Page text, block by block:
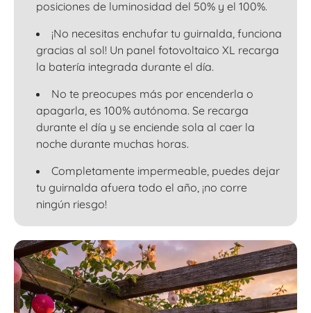
posiciones de luminosidad del 50% y el 100%.
¡No necesitas enchufar tu guirnalda, funciona
gracias al sol! Un panel fotovoltaico XL recarga
la batería integrada durante el día.
No te preocupes más por encenderla o
apagarla, es 100% autónoma. Se recarga
durante el día y se enciende sola al caer la
noche durante muchas horas.
Completamente impermeable, puedes dejar
tu guirnalda afuera todo el año, ¡no corre
ningún riesgo!